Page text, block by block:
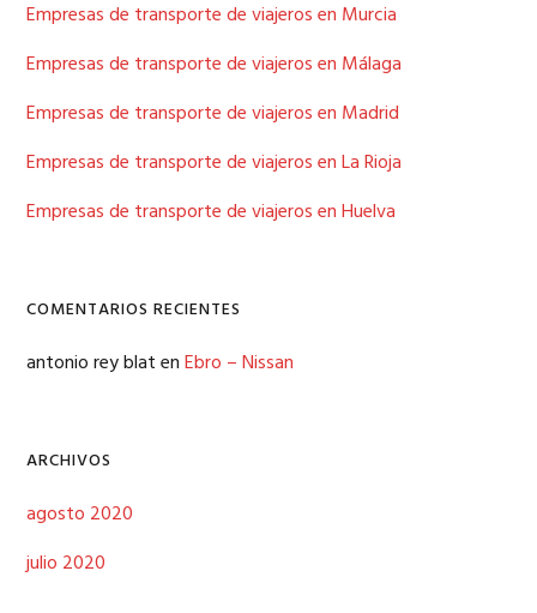
Empresas de transporte de viajeros en Murcia
Empresas de transporte de viajeros en Málaga
Empresas de transporte de viajeros en Madrid
Empresas de transporte de viajeros en La Rioja
Empresas de transporte de viajeros en Huelva
COMENTARIOS RECIENTES
antonio rey blatenEbro – Nissan
ARCHIVOS
agosto 2020
julio 2020